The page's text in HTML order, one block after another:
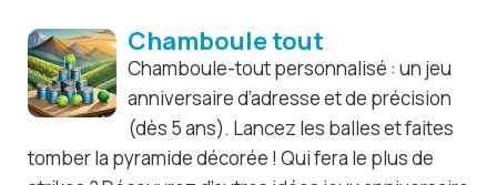
Chamboule tout
Chamboule-tout personnalisé : un jeu
anniversaire d’adresse et de précision
(dès 5 ans). Lancez les balles et faites
tomber la pyramide décorée ! Qui fera le plus de